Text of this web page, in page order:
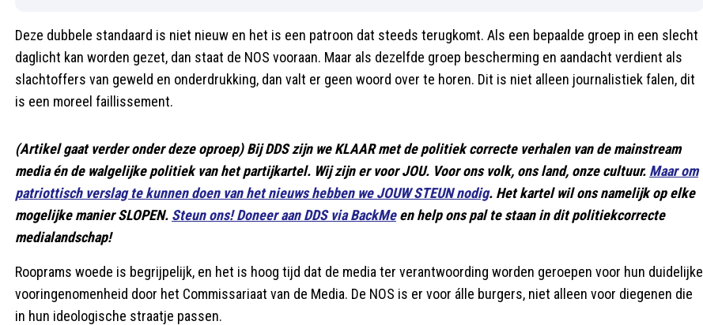
Deze dubbele standaard is niet nieuw en het is een patroon dat steeds terugkomt. Als een bepaalde groep in een slecht
daglicht kan worden gezet, dan staat de NOS vooraan. Maar als dezelfde groep bescherming en aandacht verdient als
slachtoffers van geweld en onderdrukking, dan valt er geen woord over te horen. Dit is niet alleen journalistiek falen, dit
is een moreel faillissement.
(Artikel gaat verder onder deze oproep) Bij DDS zijn we KLAAR met de politiek correcte verhalen van de mainstream
media én de walgelijke politiek van het partijkartel. Wij zijn er voor JOU. Voor ons volk, ons land, onze cultuur. Maar om
patriottisch verslag te kunnen doen van het nieuws hebben we JOUW STEUN nodig. Het kartel wil ons namelijk op elke
mogelijke manier SLOPEN. Steun ons! Doneer aan DDS via BackMeen help ons pal te staan in dit politiekcorrecte
medialandschap!
Rooprams woede is begrijpelijk, en het is hoog tijd dat de media ter verantwoording worden geroepen voor hun duidelijke
vooringenomenheid door het Commissariaat van de Media. De NOS is er voor álle burgers, niet alleen voor diegenen die
in hun ideologische straatje passen.